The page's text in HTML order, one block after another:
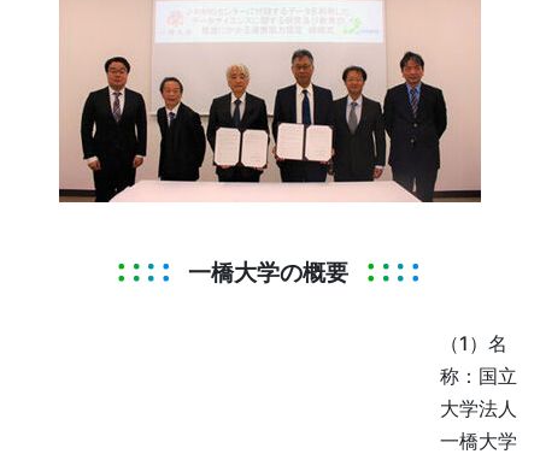
一橋大学の概要
（1）名
称：国立
大学法人
一橋大学